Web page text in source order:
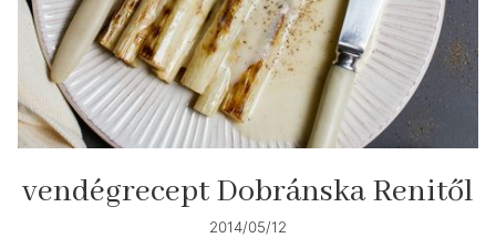
vendégrecept Dobránska Renitől
2014/05/12